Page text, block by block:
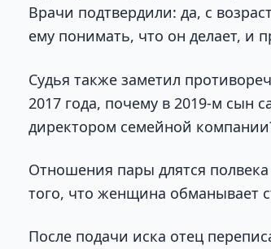
Врачи подтвердили: да, с
ему понимать, что он делает, и
Судья также заметил
2017 года, почему в 2019-м сын
директором семейной
Отношения пары длятся
того, что женщина обманывает
После подачи иска отец